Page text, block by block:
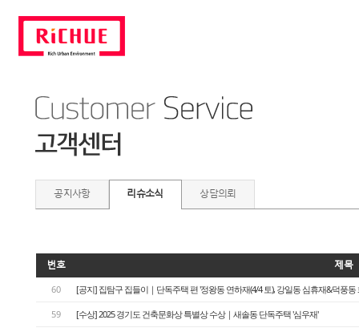
공지사항 리슈소식 상담의뢰
번호 제목
60 [공지] 집탐구 집들이｜단독주택 편 '정왕동 연하재(4/4 토), 강일동 심휴재&덕풍동
59 [수상] 2025 경기도 건축문화상 특별상 수상｜새솔동 단독주택 '심우재'